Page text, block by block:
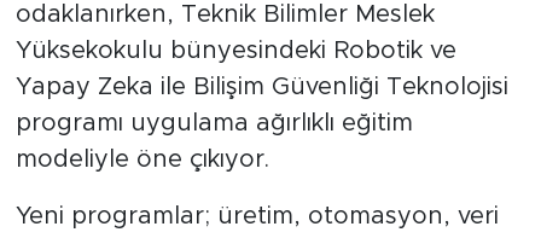
odaklanırken, Teknik Bilimler Meslek
Yüksekokulu bünyesindeki Robotik ve
Yapay Zeka ile Bilişim Güvenliği Teknolojisi
programı uygulama ağırlıklı eğitim
modeliyle öne çıkıyor.
Yeni programlar; üretim, otomasyon, veri